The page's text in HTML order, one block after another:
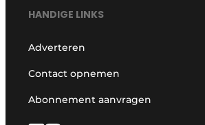
HANDIGE LINKS
Adverteren
Contact opnemen
Abonnement aanvragen